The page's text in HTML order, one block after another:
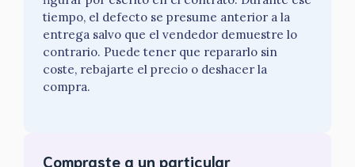
tiempo, el defecto se presume anterior a la
entrega salvo que el vendedor demuestre lo
contrario. Puede tener que repararlo sin
coste, rebajarte el precio o deshacer la
compra.
Compraste a un particular